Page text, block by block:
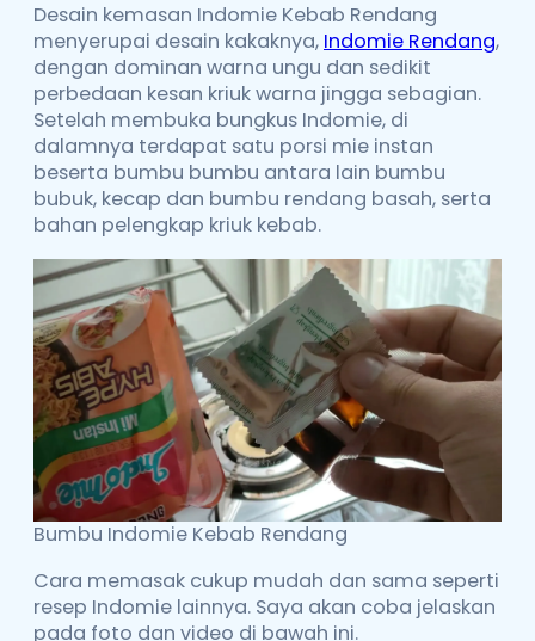
Desain kemasan Indomie Kebab Rendang
menyerupai desain kakaknya, Indomie Rendang,
dengan dominan warna ungu dan sedikit
perbedaan kesan kriuk warna jingga sebagian.
Setelah membuka bungkus Indomie, di
dalamnya terdapat satu porsi mie instan
beserta bumbu bumbu antara lain bumbu
bubuk, kecap dan bumbu rendang basah, serta
bahan pelengkap kriuk kebab.
Bumbu Indomie Kebab Rendang
Cara memasak cukup mudah dan sama seperti
resep Indomie lainnya. Saya akan coba jelaskan
pada foto dan video di bawah ini.